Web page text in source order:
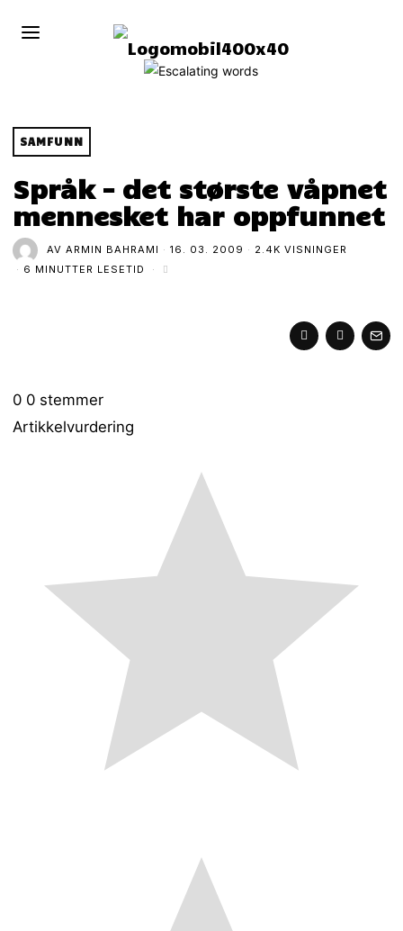
SAMFUNN
Språk – det største våpnet
mennesket har oppfunnet
AVARMIN BAHRAMI 16. 03. 2009
2.4K VISNINGER
6 MINUTTER LESETID
0 0 stemmer
Artikkelvurdering